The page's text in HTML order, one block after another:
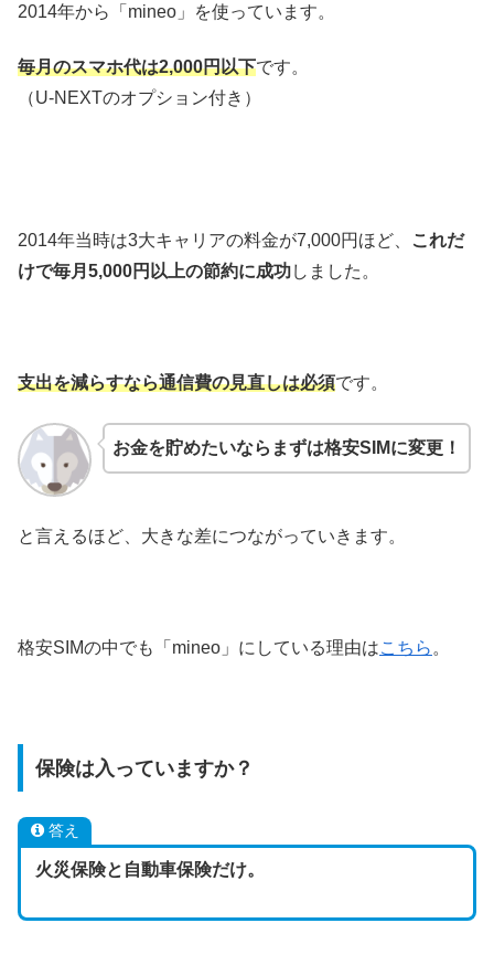
2014年から「mineo」を使っています。
毎月のスマホ代は2,000円以下です。
（U-NEXTのオプション付き）
2014年当時は3大キャリアの料金が7,000円ほど、
これだ
けで毎月5,000円以上の節約に成功しました。
支出を減らすなら通信費の見直しは必須です。
お金を貯めたいならまずは格安SIMに変更！
と言えるほど、大きな差につながっていきます。
格安SIMの中でも「mineo」にしている理由はこちら 。
保険は入っていますか？
答え
火災保険と自動車保険だけ。